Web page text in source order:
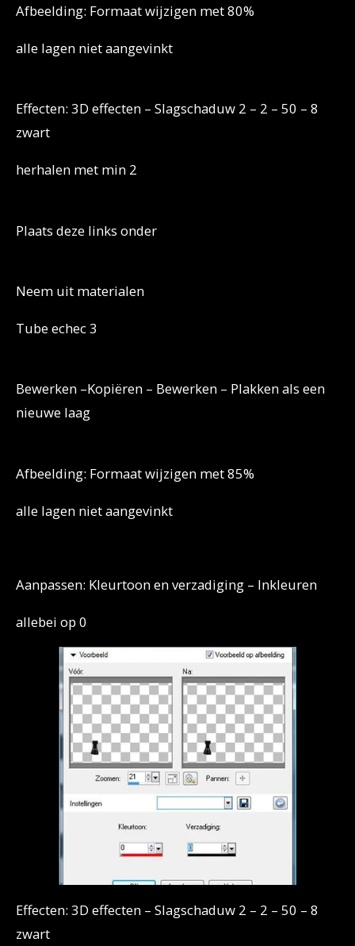
Afbeelding: Formaat wijzigen met 80%
alle lagen niet aangevinkt
Effecten: 3D effecten – Slagschaduw 2 – 2 – 50 – 8
zwart
herhalen met min 2
Plaats deze links onder
Neem uit materialen
Tube echec 3
Bewerken –Kopiëren – Bewerken – Plakken als een
nieuwe laag
Afbeelding: Formaat wijzigen met 85%
alle lagen niet aangevinkt
Aanpassen: Kleurtoon en verzadiging – Inkleuren
allebei op 0
Effecten: 3D effecten – Slagschaduw 2 – 2 – 50 – 8
zwart